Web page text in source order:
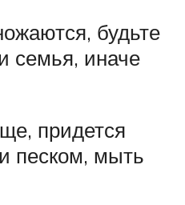
будьте
семья, иначе
придется
песком, мыть